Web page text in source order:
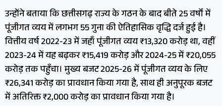
उन्होंने बताया कि छत्तीसगढ़ राज्य के गठन के बाद बीते 25 वर्षों में
पूंजीगत व्यय में लगभग 55 गुना की ऐतिहासिक वृद्धि दर्ज हुई है।
वित्तीय वर्ष 2022-23 में जहाँ पूंजीगत व्यय ₹13,320 करोड़ था, वहीं
2023-24 में यह बढ़कर ₹15,419 करोड़ और 2024-25 में ₹20,055
करोड़ तक पहुँचा। मुख्य बजट 2025-26 में पूंजीगत व्यय के लिए
₹26,341 करोड़ का प्रावधान किया गया है, साथ ही अनुपूरक बजट
में अतिरिक्त ₹2,000 करोड़ का प्रावधान किया गया है।